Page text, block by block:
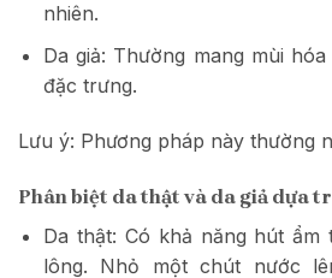
nhiên.
Da giả: Thường mang mùi
đặc trưng.
Lưu ý: Phương pháp này thường
Phân biệt da thật và da giả dựa
Da thật: Có khả năng hút
lông. Nhỏ một chút nước